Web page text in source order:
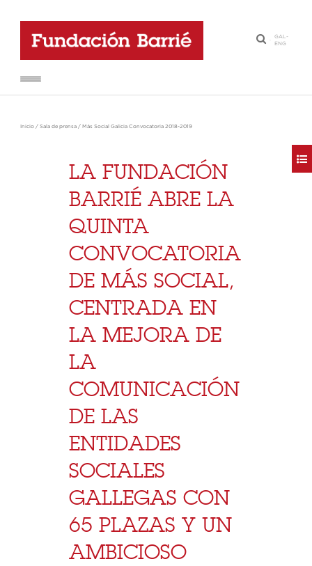
·
GAL-
ENG
Inicio / Sala de prensa / Más Social Galicia Convocatoria 2018-2019
LA FUNDACIÓN
BARRIÉ ABRE LA
QUINTA
CONVOCATORIA
DE MÁS SOCIAL,
CENTRADA EN
LA MEJORA DE
LA
COMUNICACIÓN
DE LAS
ENTIDADES
SOCIALES
GALLEGAS CON
65 PLAZAS Y UN
AMBICIOSO